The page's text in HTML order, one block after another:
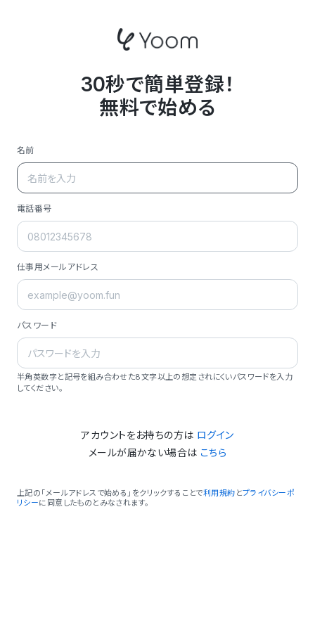
30秒で簡単登録！
無料で始める
名前
電話番号
仕事用メールアドレス
パスワード
半角英数字と記号を組み合わせた8文字以上の想定されにくいパスワードを入力
してください。
アカウントをお持ちの方は ログイン
メールが届かない場合は こちら
上記の「メールアドレスで始める」をクリックすることで利用規約 とプライバシーポ
リシーに同意したものとみなされます。